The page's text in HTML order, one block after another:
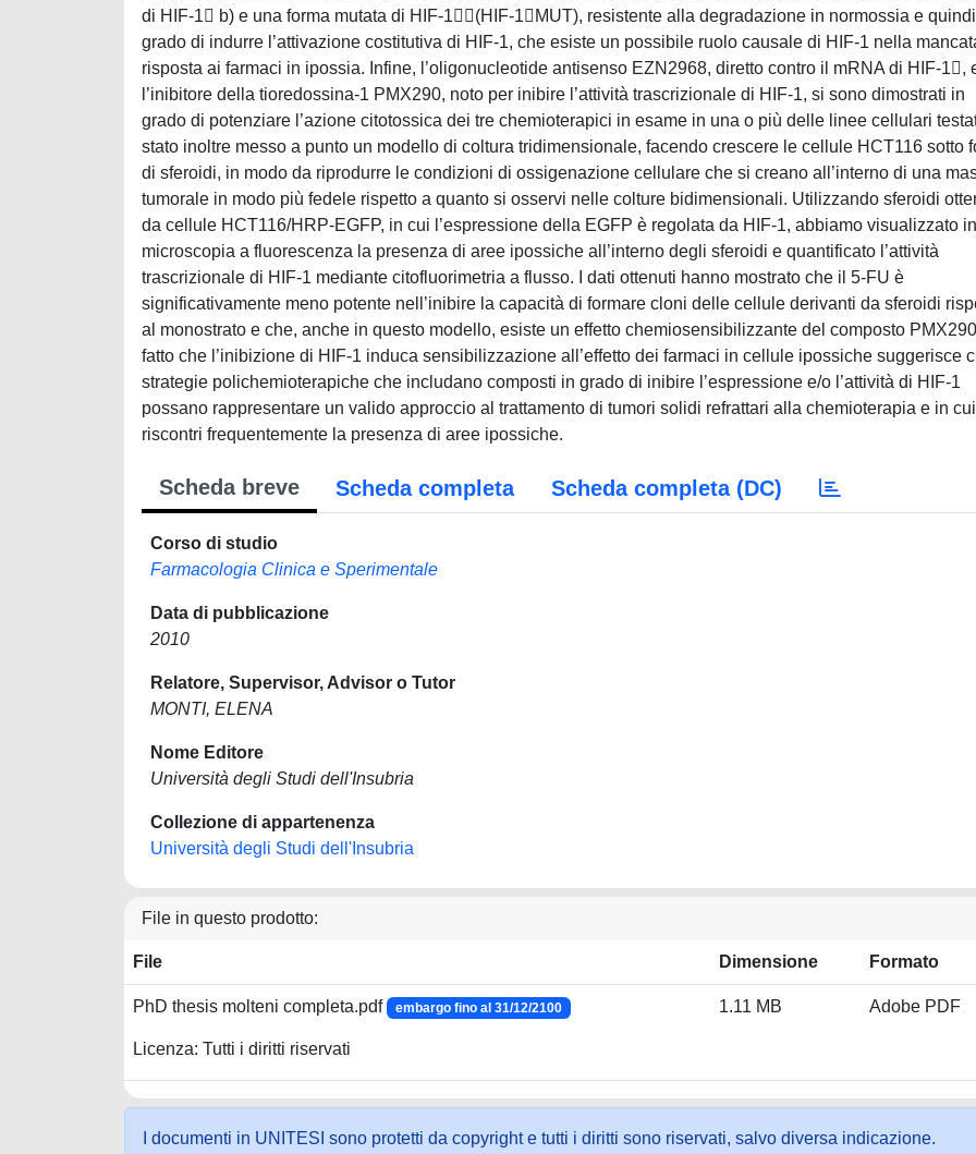
di HIF-1 b) e una forma mutata di HIF-1(HIF-1MUT), resistente alla degradazione in normossia e
grado di indurre l’attivazione costitutiva di HIF-1, che esiste un possibile ruolo causale di HIF-1 nella
risposta ai farmaci in ipossia. Infine, l’oligonucleotide antisenso EZN2968, diretto contro il mRNA di HIF-1,
l’inibitore della tioredossina-1 PMX290, noto per inibire l’attività trascrizionale di HIF-1, si sono dimostrati in
grado di potenziare l’azione citotossica dei tre chemioterapici in esame in una o più delle linee cellulari
stato inoltre messo a punto un modello di coltura tridimensionale, facendo crescere le cellule HCT116 sotto
di sferoidi, in modo da riprodurre le condizioni di ossigenazione cellulare che si creano all’interno di una
tumorale in modo più fedele rispetto a quanto si osservi nelle colture bidimensionali. Utilizzando sferoidi
da cellule HCT116/HRP-EGFP, in cui l’espressione della EGFP è regolata da HIF-1, abbiamo visualizzato in
microscopia a fluorescenza la presenza di aree ipossiche all’interno degli sferoidi e quantificato l’attività
trascrizionale di HIF-1 mediante citofluorimetria a flusso. I dati ottenuti hanno mostrato che il 5-FU è
significativamente meno potente nell’inibire la capacità di formare cloni delle cellule derivanti da sferoidi
al monostrato e che, anche in questo modello, esiste un effetto chemiosensibilizzante del composto PMX290.
fatto che l’inibizione di HIF-1 induca sensibilizzazione all’effetto dei farmaci in cellule ipossiche suggerisce
strategie polichemioterapiche che includano composti in grado di inibire l’espressione e/o l’attività di HIF-1
possano rappresentare un valido approccio al trattamento di tumori solidi refrattari alla chemioterapia e in
riscontri frequentemente la presenza di aree ipossiche.
Scheda breve Scheda completa Scheda completa (DC)
Corso di studio
Farmacologia Clinica e Sperimentale
Data di pubblicazione
2010
Relatore, Supervisor, Advisor o Tutor
MONTI, ELENA
Nome Editore
Università degli Studi dell'Insubria
Collezione di appartenenza
Università degli Studi dell'Insubria
File in questo prodotto:
File Dimensione Formato
PhD thesis molteni completa.pdf embargo fino al 31/12/2100
Licenza: Tutti i diritti riservati
1.11 MB Adobe PDF
I documenti in UNITESI sono protetti da copyright e tutti i diritti sono riservati, salvo diversa indicazione.